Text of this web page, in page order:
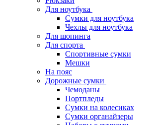
Для ноутбука
Сумки для ноутбука
Чехлы для ноутбука
Для шопинга
Для спорта
Спортивные сумки
Мешки
На пояс
Дорожные сумки
Чемоданы
Портпледы
Сумки на колесиках
Сумки органайзеры